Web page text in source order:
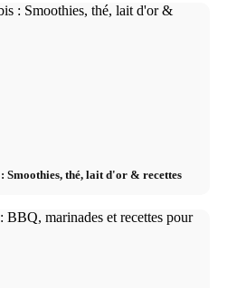
Smoothies, thé, lait d'or & recettes